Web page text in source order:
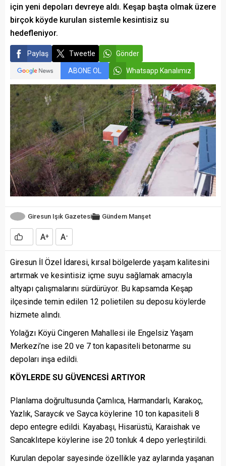
için yeni depoları devreye aldı. Keşap başta olmak üzere
birçok köyde kurulan sistemle kesintisiz su
hedefleniyor.
Paylaş Tweetle Gönder
ABONE OL Whatsapp Kanalımız
Giresun Işık Gazetesi Gündem Manşet
A+ A-
Giresun İl Özel İdaresi, kırsal bölgelerde yaşam kalitesini
artırmak ve kesintisiz içme suyu sağlamak amacıyla
altyapı çalışmalarını sürdürüyor. Bu kapsamda Keşap
ilçesinde temin edilen 12 polietilen su deposu köylerde
hizmete alındı.
Yolağzı Köyü Cingeren Mahallesi ile Engelsiz Yaşam
Merkezi’ne ise 20 ve 7 ton kapasiteli betonarme su
depoları inşa edildi.
KÖYLERDE SU GÜVENCESİ ARTIYOR
Planlama doğrultusunda Çamlıca, Harmandarlı, Karakoç,
Yazlık, Saraycık ve Sayca köylerine 10 ton kapasiteli 8
depo entegre edildi. Kayabaşı, Hisarüstü, Karaishak ve
Sancaklıtepe köylerine ise 20 tonluk 4 depo yerleştirildi.
Kurulan depolar sayesinde özellikle yaz aylarında yaşanan